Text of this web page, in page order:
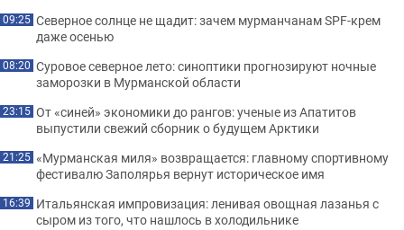
09:25 Северное солнце не щадит: зачем мурманчанам SPF-крем
даже осенью
08:20 Суровое северное лето: синоптики прогнозируют ночные
заморозки в Мурманской области
23:15 От «синей» экономики до рангов: ученые из Апатитов
выпустили свежий сборник о будущем Арктики
21:25 «Мурманская миля» возвращается: главному спортивному
фестивалю Заполярья вернут историческое имя
16:39 Итальянская импровизация: ленивая овощная лазанья с
сыром из того, что нашлось в холодильнике